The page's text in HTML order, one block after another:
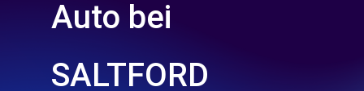
Auto bei
SALTFORD